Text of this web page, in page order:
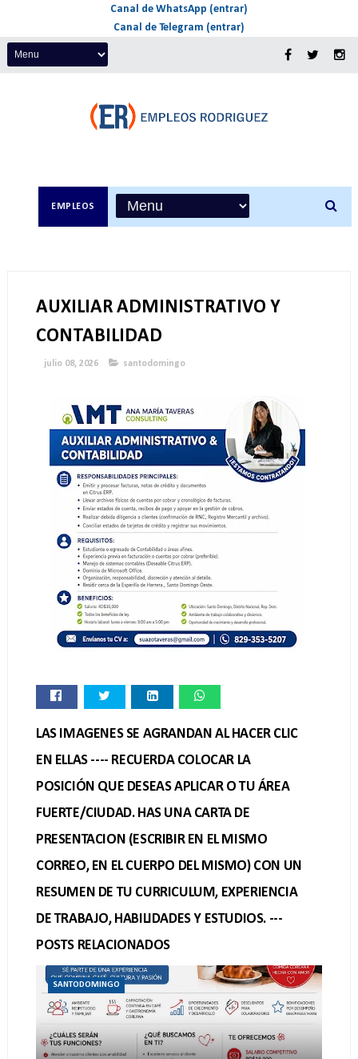
Canal de WhatsApp (entrar)
Canal de Telegram (entrar)
EMPLEOS
AUXILIAR ADMINISTRATIVO Y
CONTABILIDAD
julio 08, 2026 santodomingo
LAS IMAGENES SE AGRANDAN AL HACER CLIC
EN ELLAS ---- RECUERDA COLOCAR LA
POSICIÓN QUE DESEAS APLICAR O TU ÁREA
FUERTE/CIUDAD. HAS UNA CARTA DE
PRESENTACION (ESCRIBIR EN EL MISMO
CORREO, EN EL CUERPO DEL MISMO) CON UN
RESUMEN DE TU CURRICULUM, EXPERIENCIA
DE TRABAJO, HABILIDADES Y ESTUDIOS. ---
POSTS RELACIONADOS
SANTODOMINGO